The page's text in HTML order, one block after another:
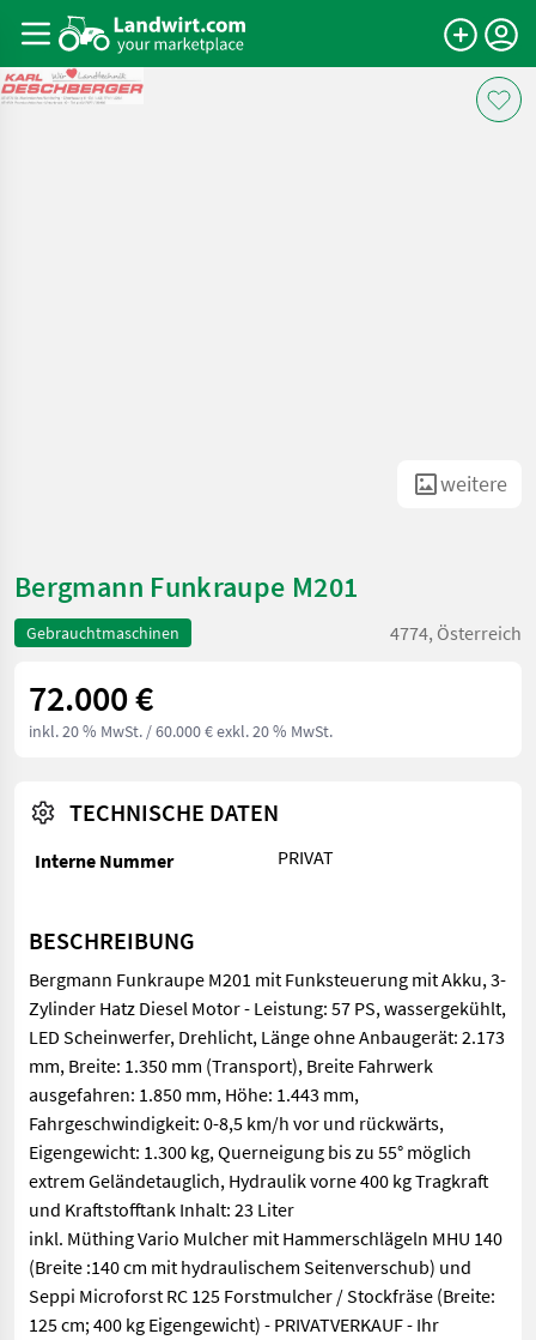
weitere
Bergmann Funkraupe M201
Gebrauchtmaschinen 4774, Österreich
72.000 €
inkl. 20 % MwSt. / 60.000 € exkl. 20 % MwSt.
TECHNISCHE DATEN
Interne Nummer PRIVAT
BESCHREIBUNG
Bergmann Funkraupe M201 mit Funksteuerung mit Akku, 3-
Zylinder Hatz Diesel Motor - Leistung: 57 PS, wassergekühlt,
LED Scheinwerfer, Drehlicht, Länge ohne Anbaugerät: 2.173
mm, Breite: 1.350 mm (Transport), Breite Fahrwerk
ausgefahren: 1.850 mm, Höhe: 1.443 mm,
Fahrgeschwindigkeit: 0-8,5 km/h vor und rückwärts,
Eigengewicht: 1.300 kg, Querneigung bis zu 55° möglich
extrem Geländetauglich, Hydraulik vorne 400 kg Tragkraft
und Kraftstofftank Inhalt: 23 Liter
inkl. Müthing Vario Mulcher mit Hammerschlägeln MHU 140
(Breite :140 cm mit hydraulischem Seitenverschub) und
Seppi Microforst RC 125 Forstmulcher / Stockfräse (Breite:
125 cm; 400 kg Eigengewicht) - PRIVATVERKAUF - Ihr